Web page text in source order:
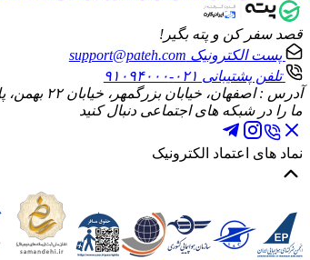
قصد سفر کن و پته بگیر!
پست الکترونیک support@pateh.com
تلفن پشتیبانی ۰۲۱-۹۱۰۹۴۰۰۰
آدرس : اصفهان، خیابان بزرگمهر، خیابان ۲۲ بهمن، پلاک ۱۰۰، ساختمان الماس، طبقه چهارم، واحد ۱۰
ما را در شبکه های اجتماعی دنبال کنید
نماد های اعتماد الکترونیک